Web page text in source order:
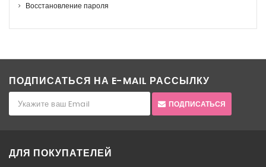
Восстановление пароля
ПОДПИСАТЬСЯ НА E-MAIL РАССЫЛКУ
ПОДПИСАТЬСЯ
ДЛЯ ПОКУПАТЕЛЕЙ